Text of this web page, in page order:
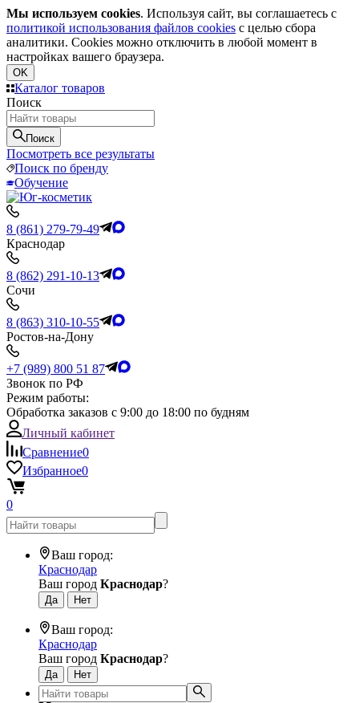
Мы используем cookies. Используя сайт, вы соглашаетесь с
политикой использования файлов cookies с целью сбора
аналитики. Cookies можно отключить в любой момент в
настройках вашего браузера.
OK
Каталог товаров
Поиск
Поиск
Посмотреть все результаты
Поиск по бренду
Обучение
8 (861) 279-79-49
Краснодар
8 (862) 291-10-13
Сочи
8 (863) 310-10-55
Ростов-на-Дону
+7 (989) 800 51 87
Звонок по РФ
Режим работы:
Обработка заказов с 9:00 до 18:00 по будням
Личный кабинет
Сравнение0
Избранное0
0
Ваш город:
Краснодар
Ваш город Краснодар?
Ваш город:
Краснодар
Ваш город Краснодар?